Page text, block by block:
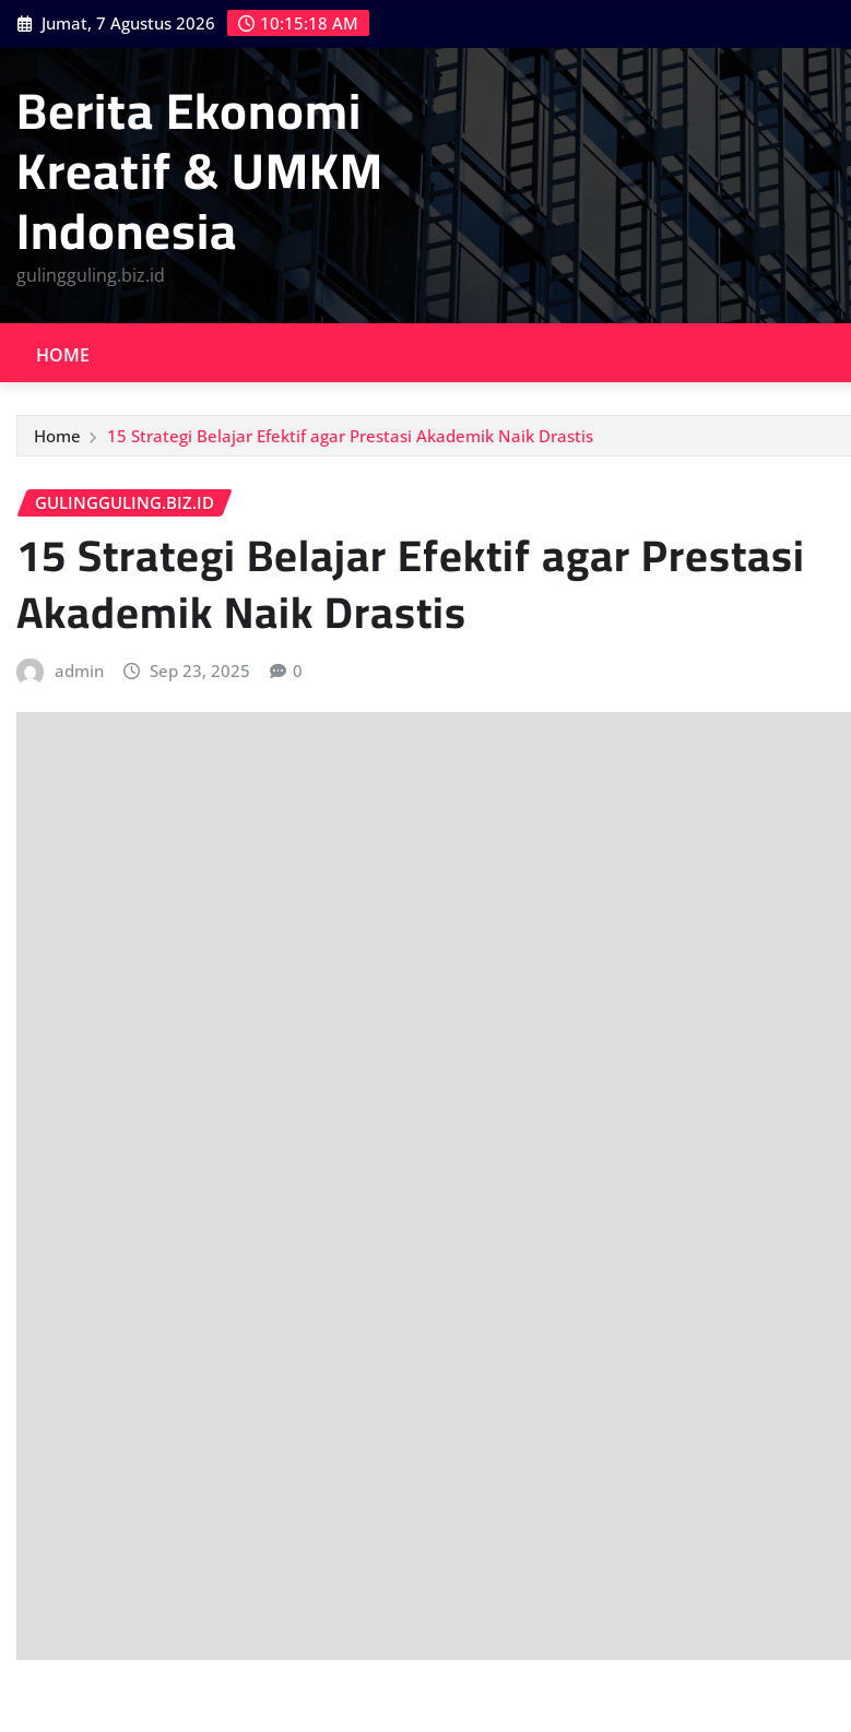
Skip
to
Jumat, 7 Agustus 2026 10:15:19 AM
Berita Ekonomi
Kreatif & UMKM
Indonesia
gulingguling.biz.id
HOME
Home 15 Strategi Belajar Efektif agar Prestasi Akademik Naik Drastis
GULINGGULING.BIZ.ID
15 Strategi Belajar Efektif agar Prestasi
Akademik Naik Drastis
admin Sep 23, 2025 0